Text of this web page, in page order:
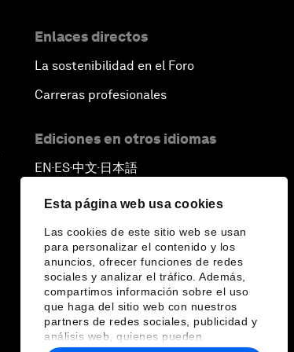
Esta página web usa cookies
Las cookies de este sitio web se usan
para personalizar el contenido y los
anuncios, ofrecer funciones de redes
sociales y analizar el tráfico. Además,
compartimos información sobre el uso
que haga del sitio web con nuestros
partners de redes sociales, publicidad y
análisis web, quienes pueden
Enlaces directos
La sostenibilidad en el Foro
Carreras profesionales
Ediciones en otros idiomas
EN ▪ ES▪中文▪ 日本語